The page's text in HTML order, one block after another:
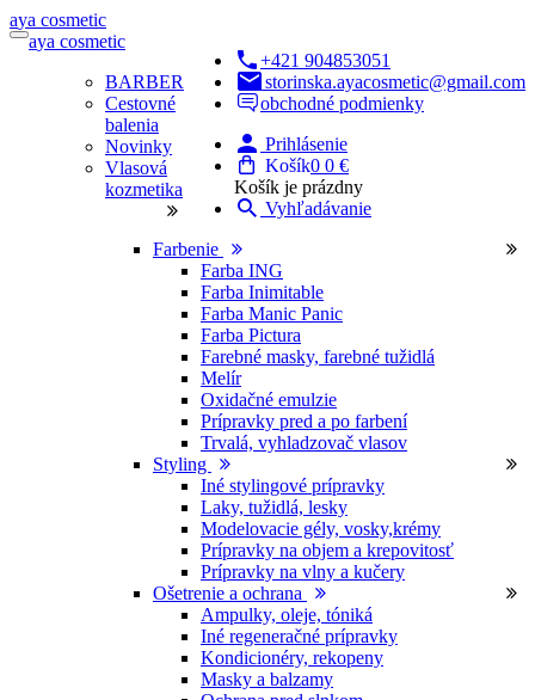
aya cosmetic
+421 904853051
storinska.ayacosmetic@gmail.com
obchodné podmienky
Prihlásenie
Košík0 0 €
Košík je prázdny
Vyhľadávanie
aya cosmetic
BARBER
Cestovné
balenia
Novinky
Vlasová
kozmetika
Farbenie
Farba ING
Farba Inimitable
Farba Manic Panic
Farba Pictura
Farebné masky, farebné tužidlá
Melír
Oxidačné emulzie
Prípravky pred a po farbení
Trvalá, vyhladzovač vlasov
Styling
Iné stylingové prípravky
Laky, tužidlá, lesky
Modelovacie gély, vosky,krémy
Prípravky na objem a krepovitosť
Prípravky na vlny a kučery
Ošetrenie a ochrana
Ampulky, oleje, tóniká
Iné regeneračné prípravky
Kondicionéry, rekopeny
Masky a balzamy